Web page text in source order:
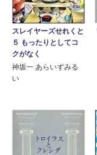
スレイヤーズせれくと
５ もったりとしてコ
クがなく
神坂一 あらいずみる
い